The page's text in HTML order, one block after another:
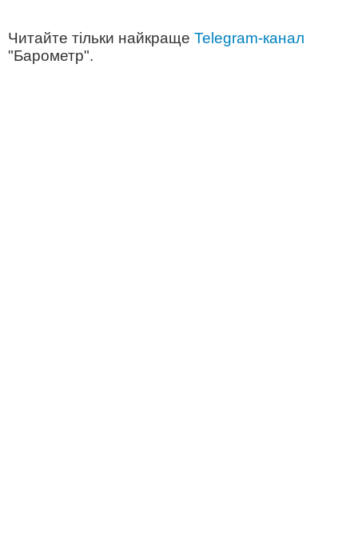
Читайте тільки найкраще Telegram-канал
"Барометр".